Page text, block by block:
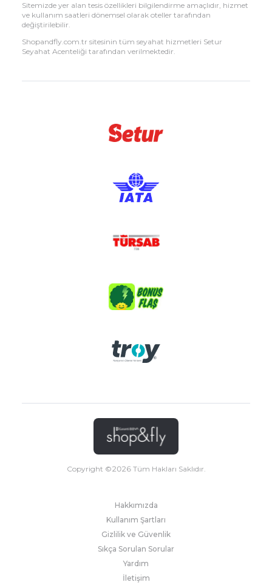
Sitemizde yer alan tesis özellikleri bilgilendirme amaçlıdır, hizmet
ve kullanım saatleri dönemsel olarak oteller tarafından
değiştirilebilir.
Shopandfly.com.tr sitesinin tüm seyahat hizmetleri Setur
Seyahat Acenteliği tarafından verilmektedir.
Copyright ©2026Tüm Hakları Saklıdır.
Hakkımızda
Kullanım Şartları
Gizlilik ve Güvenlik
Sıkça Sorulan Sorular
Yardım
İletişim